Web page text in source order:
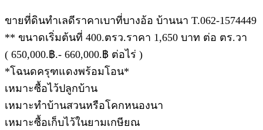
ขายที่ดินทำเลดีราคาเบาที่บางอ้อ บ้านนา T.062-1574449
** ขนาดเริ่มต้นที่ 400.ตรว.ราคา 1,650 บาท ต่อ ตร.วา
( 650,000.฿.- 660,000.฿ ต่อไร่ )
*โฉนดครุฑแดงพร้อมโอน*
เหมาะซื้อไว้ปลูกบ้าน
เหมาะทำบ้านสวนหรือโคกหนองนา
เหมาะซื้อเก็บไว้ในยามเกษียณ